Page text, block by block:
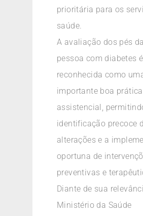
prioritária para os
saúde.
A avaliação dos pés da
pessoa com diabetes é
reconhecida como
importante boa prática
assistencial,
identificação precoce
alterações e a
oportuna de
preventivas e
Diante de sua
Ministério da Saúde